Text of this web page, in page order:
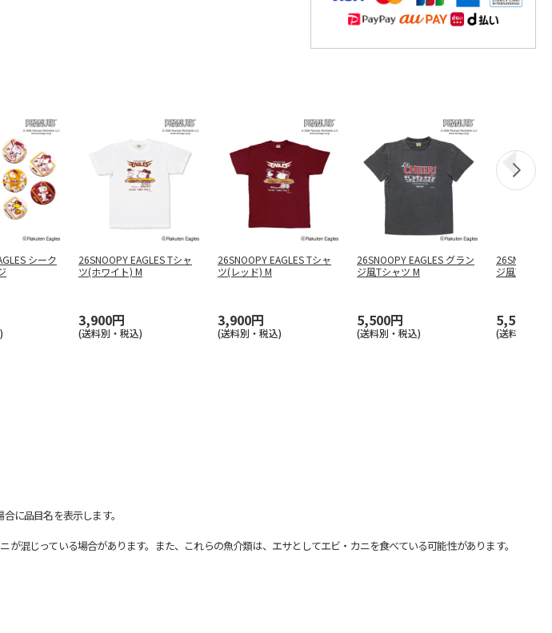
シーク
26SNOOPY EAGLES Tシャ
ツ(ホワイト) M
3,900円
(送料別・税込)
26SNOOPY EAGLES Tシャ
ツ(レッド) M
3,900円
(送料別・税込)
26SNOOPY EAGLES グラン
ジ風Tシャツ M
5,500円
(送料別・税込)
26SNOOPY
ジ風Tシャツ
5,500円
(送料別・税
に品目名を表示します。
じっている場合があります。また、これらの魚介類は、エサとしてエビ・カニを食べている可能性があります。